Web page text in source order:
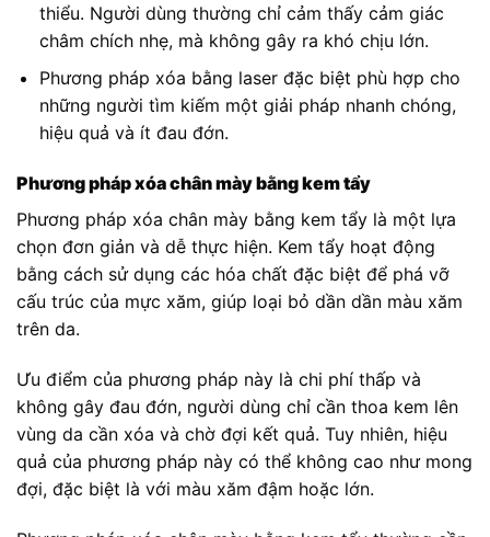
thiểu. Người dùng thường chỉ cảm thấy cảm giác
châm chích nhẹ, mà không gây ra khó chịu lớn.
Phương pháp xóa bằng laser đặc biệt phù hợp cho
những người tìm kiếm một giải pháp nhanh chóng,
hiệu quả và ít đau đớn.
Phương pháp xóa chân mày bằng kem tẩy
Phương pháp xóa chân mày bằng kem tẩy là một lựa
chọn đơn giản và dễ thực hiện. Kem tẩy hoạt động
bằng cách sử dụng các hóa chất đặc biệt để phá vỡ
cấu trúc của mực xăm, giúp loại bỏ dần dần màu xăm
trên da.
Ưu điểm của phương pháp này là chi phí thấp và
không gây đau đớn, người dùng chỉ cần thoa kem lên
vùng da cần xóa và chờ đợi kết quả. Tuy nhiên, hiệu
quả của phương pháp này có thể không cao như mong
đợi, đặc biệt là với màu xăm đậm hoặc lớn.